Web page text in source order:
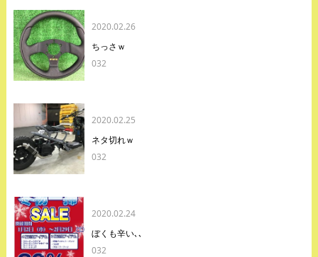
2020.02.26
ちっさｗ
032
2020.02.25
ネタ切れｗ
032
2020.02.24
ぼくも辛い､､
032